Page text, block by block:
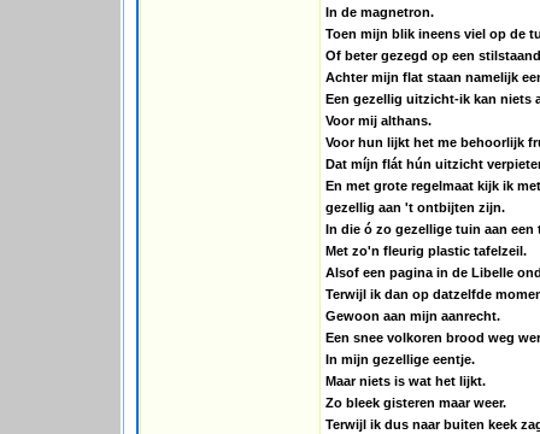
In de magnetron.
Toen mijn blik ineens viel op de
Of beter gezegd op een
Achter mijn flat staan namelijk
Een gezellig uitzicht-ik kan niets
Voor mij althans.
Voor hun lijkt het me behoorlijk
Dat míjn flát hún uitzicht
En met grote regelmaat kijk ik
gezellig aan 't ontbijten zijn.
In die ó zo gezellige tuin aan een
Met zo'n fleurig plastic tafelzeil.
Alsof een pagina in de Libelle
Terwijl ik dan op datzelfde
Gewoon aan mijn aanrecht.
Een snee volkoren brood weg
In mijn gezellige eentje.
Maar niets is wat het lijkt.
Zo bleek gisteren maar weer.
Terwijl ik dus naar buiten keek